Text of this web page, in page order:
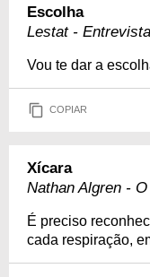
Escolha
Lestat -
Vou te dar a
COPIAR
Xícara
Nathan Algren -
É preciso
cada respiração,